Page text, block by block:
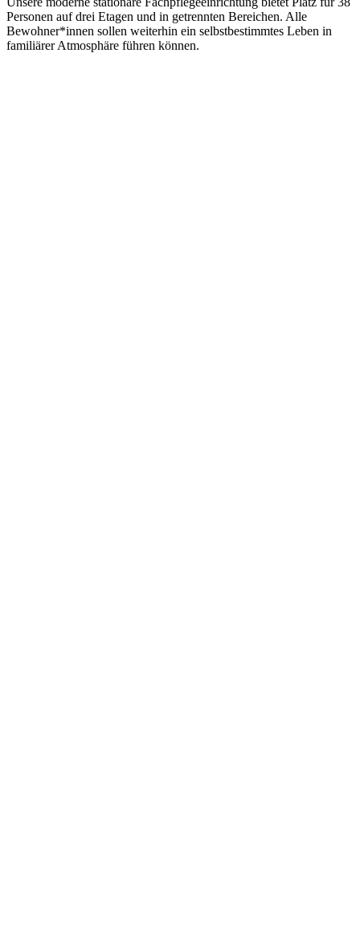
Personen auf drei Etagen und in getrennten Bereichen. Alle
Bewohner*innen sollen weiterhin ein selbstbestimmtes Leben in
familiärer Atmosphäre führen können.